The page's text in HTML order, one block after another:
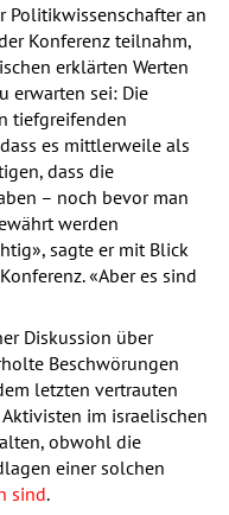
Politikwissenschafter an
Konferenz teilnahm,
erklärten Werten
erwarten sei: Die
tiefgreifenden
es mittlerweile als
dass die
– noch bevor man
werden
sagte er mit Blick
«Aber es sind
Diskussion über
Beschwörungen
letzten vertrauten
im israelischen
obwohl die
einer solchen
sind.